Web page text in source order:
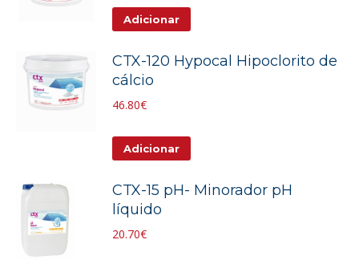
Adicionar
CTX-120 Hypocal Hipoclorito de
cálcio
46.80€
Adicionar
CTX-15 pH- Minorador pH
líquido
20.70€